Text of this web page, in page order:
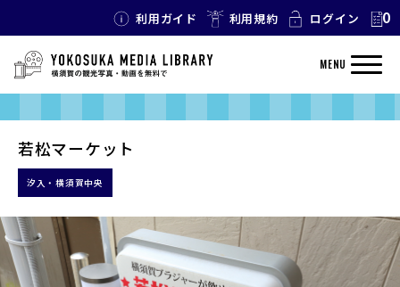
利用ガイド 利用規約 ログイン 0
MENU
若松マーケット
汐入・横須賀中央